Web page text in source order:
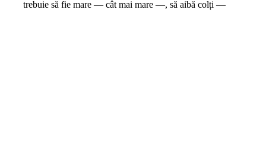
trebuie să fie mare — cât mai mare —, să aibă colți —